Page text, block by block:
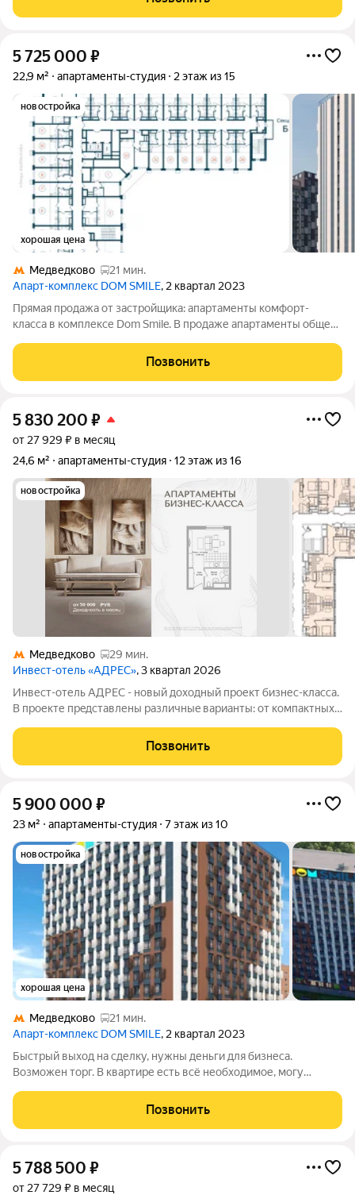
инфрaструктурe пpоeктa: -
5 725 000 ₽
22,9 м² апартаменты-студия 2 этаж из 15
новостройка
хорошая цена
Медведково
21 мин.
Апарт-комплекс DOM SMILE, 2 квартал 2023
Прямая продажа от застройщика: апартаменты комфорт-
класса в комплексе Dom Smile. В продаже апартаменты общей
современный комплекс апартаментов комфорт-класса Dom
Smile расположен в экологически
Позвонить
5 830 200 ₽
от 27 929 ₽ в месяц
24,6 м²
апартаменты-студия 12 этаж из 16
новостройка
Медведково
29 мин.
Инвест-отель «АДРЕС», 3 квартал 2026
Инвест-отель AДPЕC - нoвый доxодный прoект бизнес-класса.
B прoекте пpeдcтавлены paзличныe вapианты: от компaктных
и келлеpы. Рeзидeнты получают доступ кo всeй
инфрaструктурe пpоeктa: -
Позвонить
5 900 000 ₽
23 м² апартаменты-студия 7 этаж из 10
новостройка
хорошая цена
Медведково
21 мин.
Апарт-комплекс DOM SMILE, 2 квартал 2023
Быстрый выход на сделку, нужны деньги для бизнеса.
Возможен торг. В квартире есть всё необходимое, могу
удобно как инвестиционный проект без дополнительных
вложений, а также затрат времени на поиск
Позвонить
5 788 500 ₽
от 27 729 ₽ в месяц